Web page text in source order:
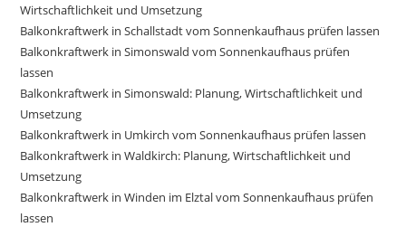
Wirtschaftlichkeit und Umsetzung
Balkonkraftwerk in Schallstadt vom Sonnenkaufhaus prüfen lassen
Balkonkraftwerk in Simonswald vom Sonnenkaufhaus prüfen
lassen
Balkonkraftwerk in Simonswald: Planung, Wirtschaftlichkeit und
Umsetzung
Balkonkraftwerk in Umkirch vom Sonnenkaufhaus prüfen lassen
Balkonkraftwerk in Waldkirch: Planung, Wirtschaftlichkeit und
Umsetzung
Balkonkraftwerk in Winden im Elztal vom Sonnenkaufhaus prüfen
lassen